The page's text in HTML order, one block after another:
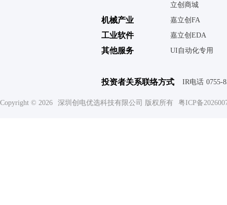
立创商城
机械产业 嘉立创FA
工业软件 嘉立创EDA
其他服务 UI自动化专用
投资者关系联络方式 IR电话 0755-
Copyright © 2026 深圳创电优选科技有限公司 版权所有 粤ICP备